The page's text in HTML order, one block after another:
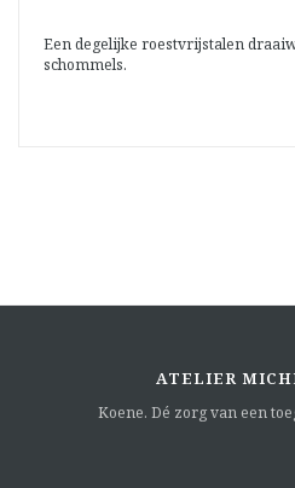
Een degelijke roestvrijstalen
schommels.
ATELIER
Koene. Dé zorg van een